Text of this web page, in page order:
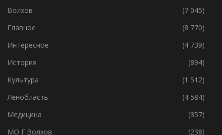
Видео
(3 545)
Волхов
(7 045)
Главное
(8 770)
Интересное
(4 739)
История
(894)
Культура
(1 512)
Ленобласть
(4 584)